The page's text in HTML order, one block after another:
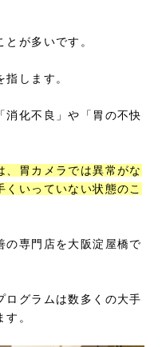
が多いです。
します。
消化不良」や「胃の不快
、胃カメラでは異常がな
いっていない状態のこ
の専門店を大阪淀屋橋で
ログラムは数多くの大手
。